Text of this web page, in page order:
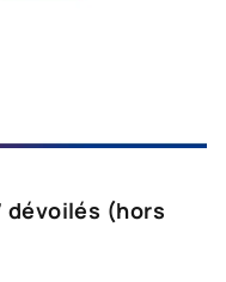
dévoilés (hors